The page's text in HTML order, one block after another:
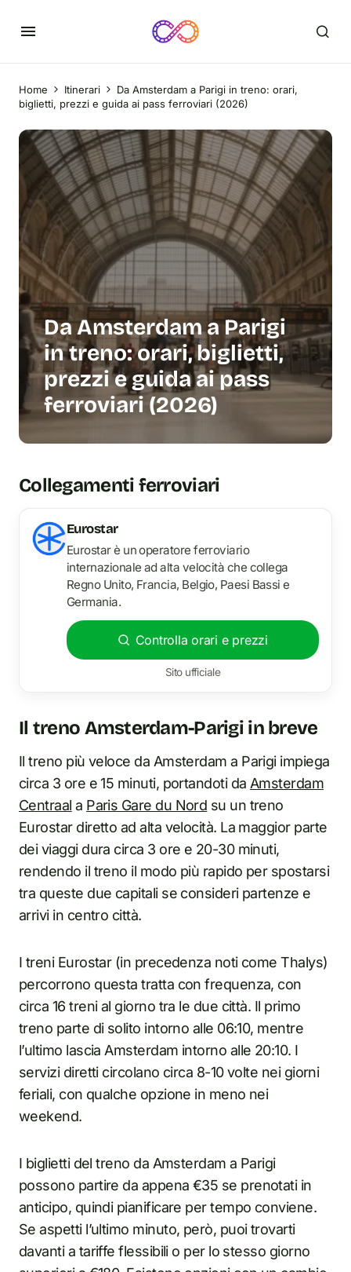
Home Itinerari
Da Amsterdam a Parigi in treno: orari,
biglietti, prezzi e guida ai pass ferroviari (2026)
Da Amsterdam a Parigi
in treno: orari, biglietti,
prezzi e guida ai pass
ferroviari (2026)
Collegamenti ferroviari
Eurostar
Eurostar è un operatore ferroviario
internazionale ad alta velocità che collega
Regno Unito, Francia, Belgio, Paesi Bassi e
Germania.
Controlla orari e prezzi
Sito ufficiale
Il treno Amsterdam-Parigi in breve
Il treno più veloce da Amsterdam a Parigi impiega
circa 3 ore e 15 minuti, portandoti da Amsterdam
Centraal a Paris Gare du Nord su un treno
Eurostar diretto ad alta velocità. La maggior parte
dei viaggi dura circa 3 ore e 20-30 minuti,
rendendo il treno il modo più rapido per spostarsi
tra queste due capitali se consideri partenze e
arrivi in centro città.
I treni Eurostar (in precedenza noti come Thalys)
percorrono questa tratta con frequenza, con
circa 16 treni al giorno tra le due città. Il primo
treno parte di solito intorno alle 06:10, mentre
l’ultimo lascia Amsterdam intorno alle 20:10. I
servizi diretti circolano circa 8-10 volte nei giorni
feriali, con qualche opzione in meno nei
weekend.
I biglietti del treno da Amsterdam a Parigi
possono partire da appena €35 se prenotati in
anticipo, quindi pianificare per tempo conviene.
Se aspetti l’ultimo minuto, però, puoi trovarti
davanti a tariffe flessibili o per lo stesso giorno